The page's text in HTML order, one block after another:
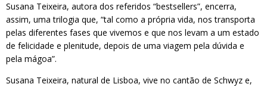
Susana Teixeira, autora dos referidos “bestsellers”, encerra,
assim, uma trilogia que, “tal como a própria vida, nos transporta
pelas diferentes fases que vivemos e que nos levam a um estado
de felicidade e plenitude, depois de uma viagem pela dúvida e
pela mágoa”.
Susana Teixeira, natural de Lisboa, vive no cantão de Schwyz e,